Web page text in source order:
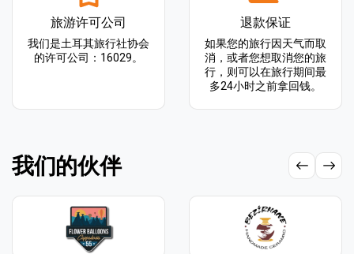
旅游许可公司
我们是土耳其旅行社协会
的许可公司：16029。
退款保证
如果您的旅行因天气而取
消，或者您想取消您的旅
行，则可以在旅行期间最
多24小时之前拿回钱。
我们的伙伴